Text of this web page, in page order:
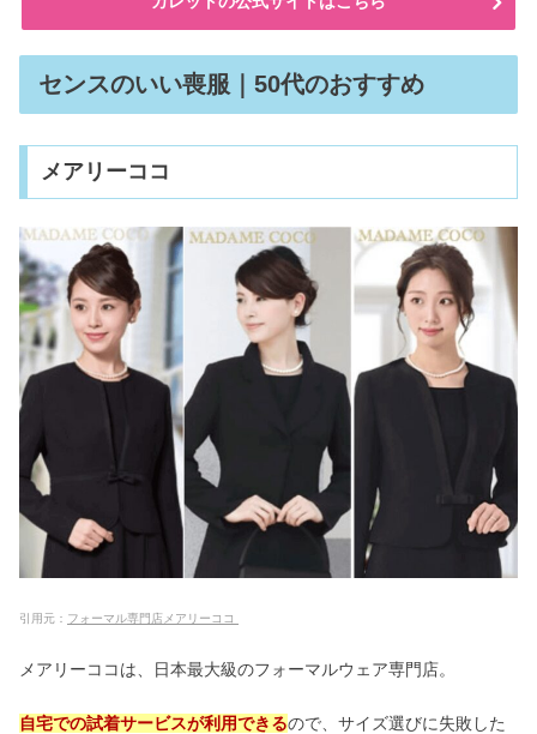
センスのいい喪服｜50代のおすすめ
メアリーココ
引用元： フォーマル専門店メアリーココ
メアリーココは、日本最大級のフォーマルウェア専門店。
自宅での試着サービスが利用できるので、サイズ選びに失敗した